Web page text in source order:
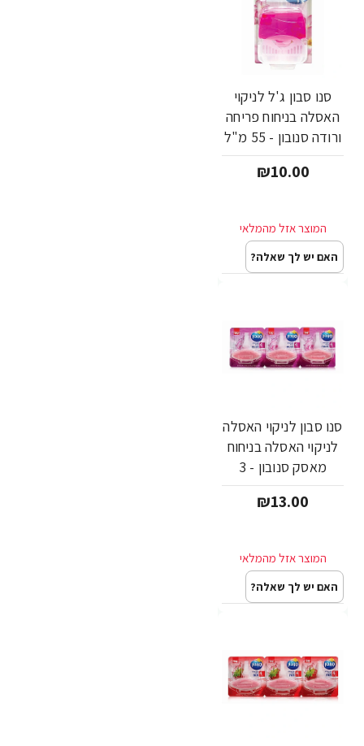
סנו סבון ג'ל לניקוי
האסלה בניחוח פריחה
ורודה סנובון - 55 מ"ל
₪10.00
האם יש לך שאלה?
סנו סבון לניקוי האסלה
לניקוי האסלה בניחוח
מאסק סנובון - 3
יחידות
₪13.00
האם יש לך שאלה?